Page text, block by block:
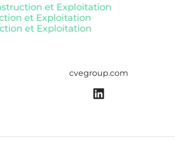
et Exploitation
et Exploitation
et Exploitation
cvegroup.com